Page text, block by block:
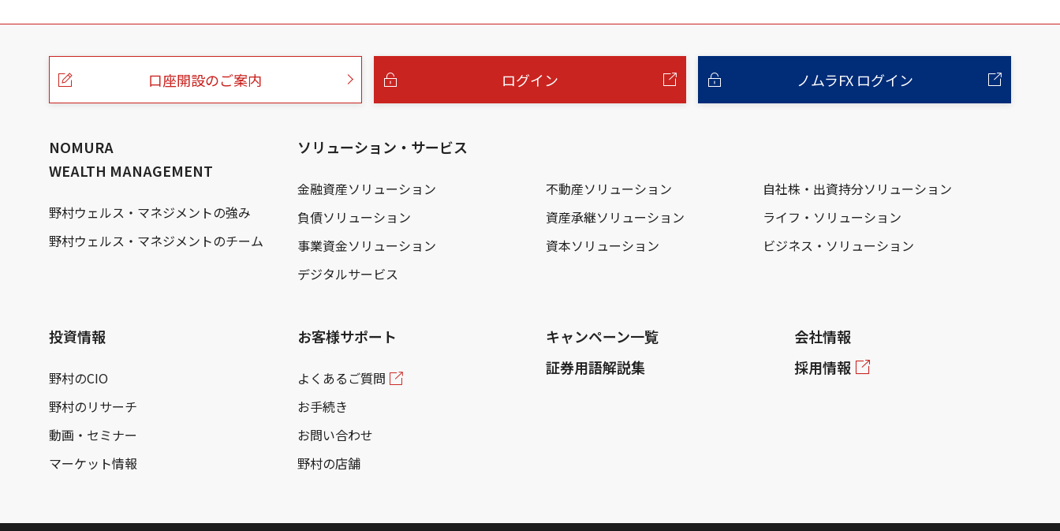
こ
口座開設のご案内 ログイン ノムラFX ログイン
NOMURA
WEALTH MANAGEMENT
野村ウェルス・マネジメントの強み
野村ウェルス・マネジメントのチーム
ソリューション・サービス
金融資産ソリューション 不動産ソリューション
自社株・出資持分ソリューション
負債ソリューション
資産承継ソリューション
ライフ・ソリューション
事業資金ソリューション
資本ソリューション
ビジネス・ソリューション
デジタルサービス
投資情報
野村のCIO
野村のリサーチ
動画・セミナー
マーケット情報
お客様サポート
よくあるご質問
お手続き
お問い合わせ
野村の店舗
キャンペーン一覧
証券用語解説集
会社情報
採用情報